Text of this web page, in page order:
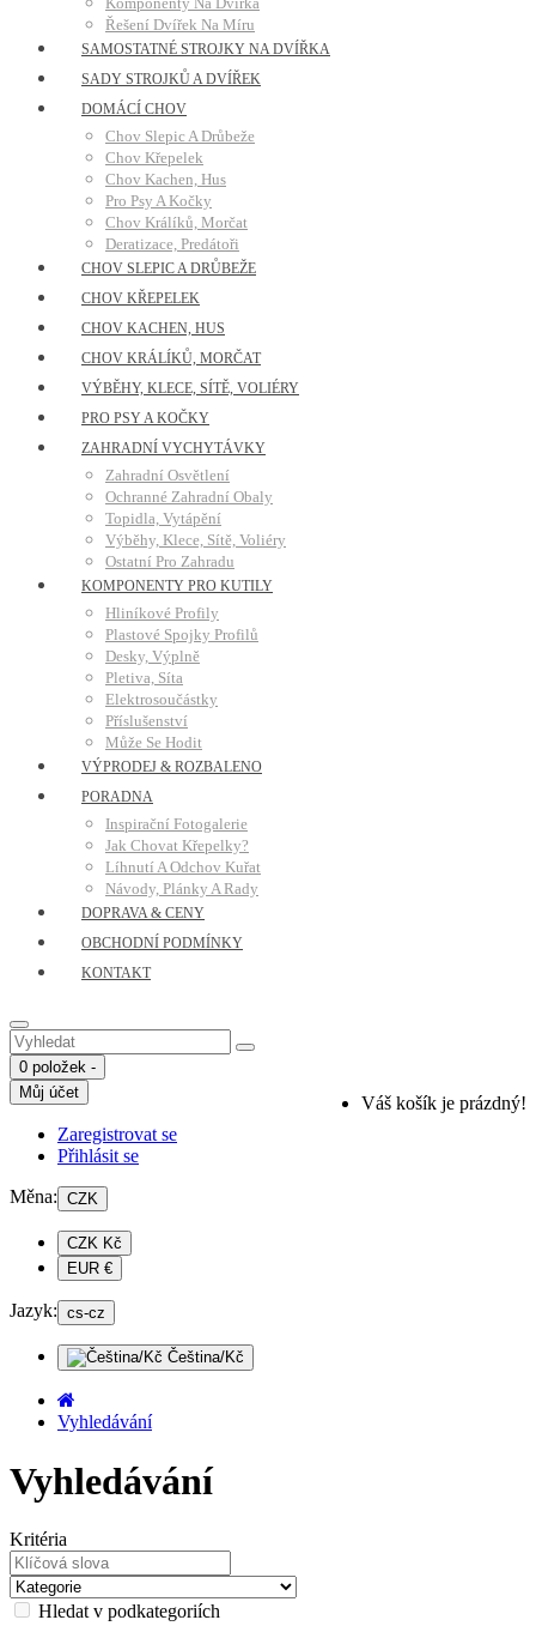
Řešení Dvířek Na Míru
SAMOSTATNÉ STROJKY NA DVÍŘKA
SADY STROJKŮ A DVÍŘEK
DOMÁCÍ CHOV
Chov Slepic A Drůbeže
Chov Křepelek
Chov Kachen, Hus
Pro Psy A Kočky
Chov Králíků, Morčat
Deratizace, Predátoři
CHOV SLEPIC A DRŮBEŽE
CHOV KŘEPELEK
CHOV KACHEN, HUS
CHOV KRÁLÍKŮ, MORČAT
VÝBĚHY, KLECE, SÍTĚ, VOLIÉRY
PRO PSY A KOČKY
ZAHRADNÍ VYCHYTÁVKY
Zahradní Osvětlení
Ochranné Zahradní Obaly
Topidla, Vytápění
Výběhy, Klece, Sítě, Voliéry
Ostatní Pro Zahradu
KOMPONENTY PRO KUTILY
Hliníkové Profily
Plastové Spojky Profilů
Desky, Výplně
Pletiva, Síta
Elektrosoučástky
Příslušenství
Může Se Hodit
VÝPRODEJ & ROZBALENO
PORADNA
Inspirační Fotogalerie
Jak Chovat Křepelky?
Líhnutí A Odchov Kuřat
Návody, Plánky A Rady
DOPRAVA & CENY
OBCHODNÍ PODMÍNKY
KONTAKT
0 položek -
Váš košík je prázdný!
Můj účet
Zaregistrovat se
Přihlásit se
Měna: CZK
CZK Kč
EUR €
Jazyk: cs-cz
Čeština/Kč
Vyhledávání
Vyhledávání
Kritéria
Hledat v podkategoriích